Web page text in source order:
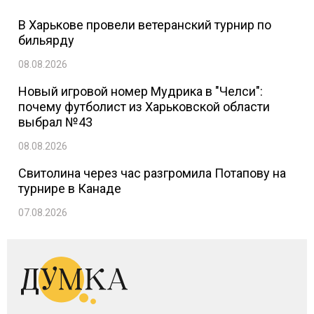
В Харькове провели ветеранский турнир по
бильярду
08.08.2026
Новый игровой номер Мудрика в "Челси":
почему футболист из Харьковской области
выбрал №43
08.08.2026
Свитолина через час разгромила Потапову на
турнире в Канаде
07.08.2026